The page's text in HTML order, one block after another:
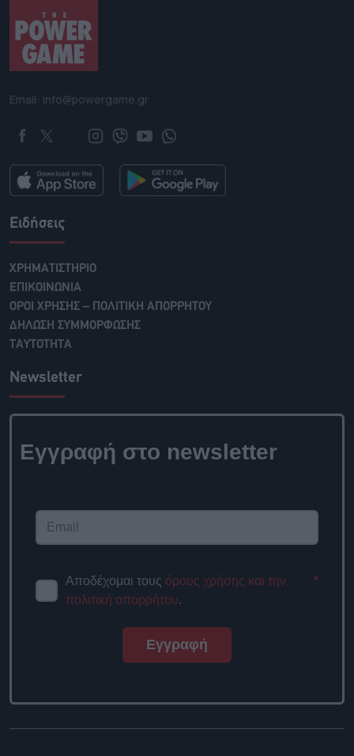
Email: info@powergame.gr
Ειδήσεις
ΧΡΗΜΑΤΙΣΤΗΡΙΟ
ΕΠΙΚΟΙΝΩΝΙΑ
ΟΡΟΙ ΧΡΗΣΗΣ – ΠΟΛΙΤΙΚΗ ΑΠΟΡΡΗΤΟΥ
ΔΗΛΩΣΗ ΣΥΜΜΟΡΦΩΣΗΣ
ΤΑΥΤΟΤΗΤΑ
Newsletter
Εγγραφή στο
Αποδέχομαι τους
και την πολιτική απορρήτου